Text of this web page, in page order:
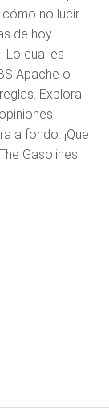
no lucir.
de hoy
Lo cual es
Apache o
Explora
a fondo. ¡Que
Gasolines.